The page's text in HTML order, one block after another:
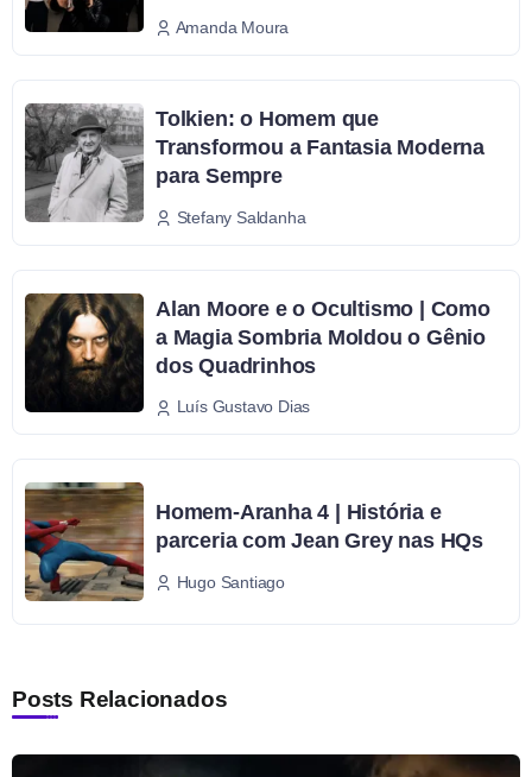
Amanda Moura
Tolkien: o Homem que
Transformou a Fantasia Moderna
para Sempre
Stefany Saldanha
Alan Moore e o Ocultismo | Como
a Magia Sombria Moldou o Gênio
dos Quadrinhos
Luís Gustavo Dias
Homem-Aranha 4 | História e
parceria com Jean Grey nas HQs
Hugo Santiago
Posts Relacionados